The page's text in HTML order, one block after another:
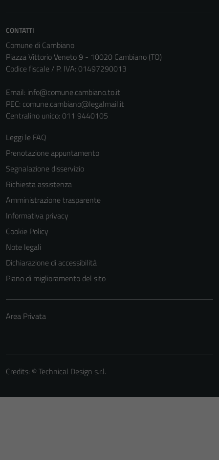
CONTATTI
Comune di Cambiano
Piazza Vittorio Veneto 9 - 10020 Cambiano (TO)
Codice fiscale / P. IVA: 01497290013
Email: info@comune.cambiano.to.it
PEC: comune.cambiano@legalmail.it
Centralino unico: 011 9440105
Leggi le FAQ
Prenotazione appuntamento
Segnalazione disservizio
Richiesta assistenza
Amministrazione trasparente
Informativa privacy
Cookie Policy
Note legali
Dichiarazione di accessibilità
Piano di miglioramento del sito
Area Privata
Credits: ©Technical Design s.r.l.